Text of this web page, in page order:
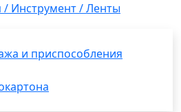
Инструмент / Ленты
и приспособления